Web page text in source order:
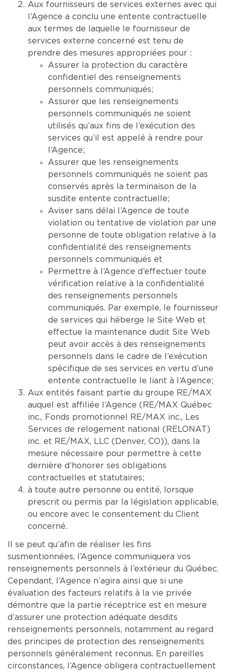
Aux fournisseurs de services externes avec qui
l’Agence a conclu une entente contractuelle
aux termes de laquelle le fournisseur de
services externe concerné est tenu de
prendre des mesures appropriées pour :
Assurer la protection du caractère
confidentiel des renseignements
personnels communiqués;
Assurer que les renseignements
personnels communiqués ne soient
utilisés qu’aux fins de l’exécution des
services qu’il est appelé à rendre pour
l’Agence;
Assurer que les renseignements
personnels communiqués ne soient pas
conservés après la terminaison de la
susdite entente contractuelle;
Aviser sans délai l’Agence de toute
violation ou tentative de violation par une
personne de toute obligation relative à la
confidentialité des renseignements
personnels communiqués et
Permettre à l’Agence d’effectuer toute
vérification relative à la confidentialité
des renseignements personnels
communiqués. Par exemple, le fournisseur
de services qui héberge le Site Web et
effectue la maintenance dudit Site Web
peut avoir accès à des renseignements
personnels dans le cadre de l’exécution
spécifique de ses services en vertu d’une
entente contractuelle le liant à l’Agence;
Aux entités faisant partie du groupe RE/MAX
auquel est affiliée l’Agence (RE/MAX Québec
inc., Fonds promotionnel RE/MAX inc., Les
Services de relogement national (RELONAT)
inc. et RE/MAX, LLC (Denver, CO)), dans la
mesure nécessaire pour permettre à cette
dernière d’honorer ses obligations
contractuelles et statutaires;
à toute autre personne ou entité, lorsque
prescrit ou permis par la législation applicable,
ou encore avec le consentement du Client
concerné.
Il se peut qu’afin de réaliser les fins
susmentionnées, l’Agence communiquera vos
renseignements personnels à l’extérieur du Québec.
Cependant, l’Agence n’agira ainsi que si une
évaluation des facteurs relatifs à la vie privée
démontre que la partie réceptrice est en mesure
d’assurer une protection adéquate desdits
renseignements personnels, notamment au regard
des principes de protection des renseignements
personnels généralement reconnus. En pareilles
circonstances, l’Agence obligera contractuellement